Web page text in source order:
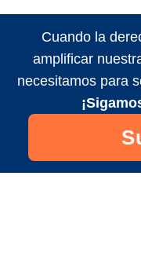
Cuando la
amplificar
necesitamos para